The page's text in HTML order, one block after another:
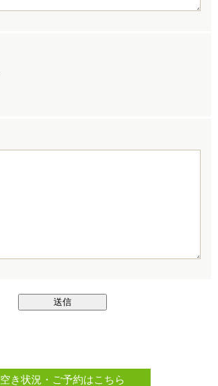
空き状況・ご予約はこちら